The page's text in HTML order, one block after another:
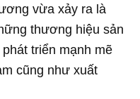
vừa xảy ra là
thương hiệu sản
triển mạnh mẽ
cũng như xuất